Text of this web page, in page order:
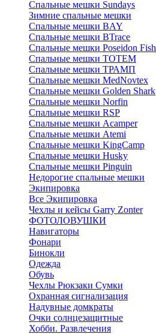
Спальные мешки Sundays
Зимние спальные мешки
Спальные мешки BAY
Спальные мешки BTrace
Спальные мешки Poseidon Fish
Спальные мешки ТОТЕМ
Спальные мешки ТРАМП
Cпальные мешки MedNovtex
Спальные мешки Golden Shark
Спальные мешки Norfin
Спальные мешки RSP
Спальные мешки Acamper
Спальные мешки Atemi
Спальные мешки KingCamp
Спальные мешки Husky
Спальные мешки Pinguin
Недорогие спальные мешки
Экипировка
Все Экипировка
Чехлы и кейсы Garry Zonter
ФОТОЛОВУШКИ
Навигаторы
Фонари
Бинокли
Одежда
Обувь
Чехлы Рюкзаки Сумки
Охранная сигнализация
Надувные домкраты
Очки солнцезащитные
Хобби. Развлечения